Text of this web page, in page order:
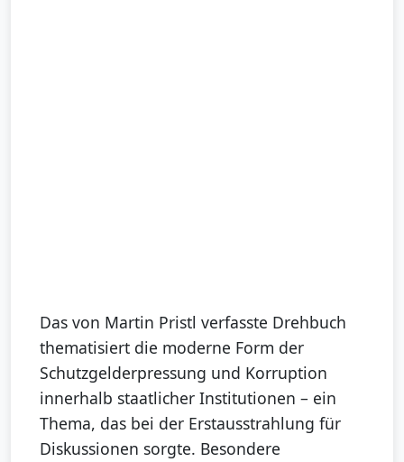
Das von Martin Pristl verfasste Drehbuch
thematisiert die moderne Form der
Schutzgelderpressung und Korruption
innerhalb staatlicher Institutionen – ein
Thema, das bei der Erstausstrahlung für
Diskussionen sorgte. Besondere